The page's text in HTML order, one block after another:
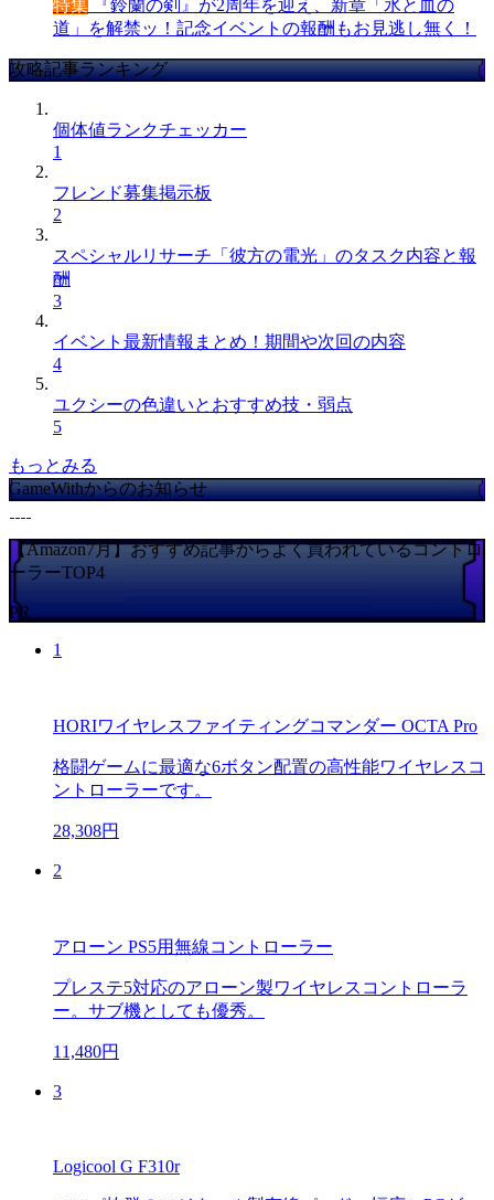
特集 『鈴蘭の剣』が2周年を迎え、新章「氷と血の
道」を解禁ッ！記念イベントの報酬もお見逃し無く！
攻略記事ランキング
個体値ランクチェッカー
1
フレンド募集掲示板
2
スペシャルリサーチ「彼方の電光」のタスク内容と報
酬
3
イベント最新情報まとめ！期間や次回の内容
4
ユクシーの色違いとおすすめ技・弱点
5
もっとみる
GameWithからのお知らせ
【Amazon7月】おすすめ記事からよく買われているコントロ
ーラーTOP4
PR
1
HORIワイヤレスファイティングコマンダー OCTA Pro
格闘ゲームに最適な6ボタン配置の高性能ワイヤレスコ
ントローラーです。
28,308円
2
アローン PS5用無線コントローラー
プレステ5対応のアローン製ワイヤレスコントローラ
ー。サブ機としても優秀。
11,480円
3
Logicool G F310r